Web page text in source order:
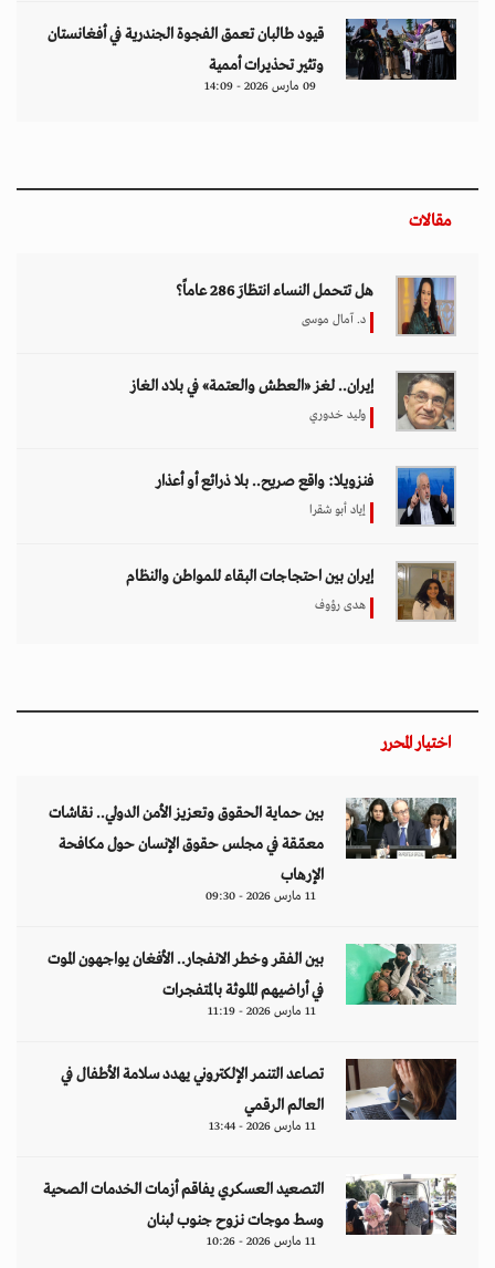
قيود طالبان تعمق الفجوة الجندرية في أفغانستان
وتثير تحذيرات أممية
09 مارس 2026 - 14:09
مقالات
هل تتحمل النساء انتظارَ 286 عاماً؟
د. آمال موسى
إيران.. لغز «العطش والعتمة» في بلاد الغاز
وليد خدوري
فنزويلا: واقع صريح.. بلا ذرائع أو أعذار
إياد أبو شقرا
إيران بين احتجاجات البقاء للمواطن والنظام
هدى رؤوف
اختيار المحرر
بين حماية الحقوق وتعزيز الأمن الدولي.. نقاشات
معمّقة في مجلس حقوق الإنسان حول مكافحة
الإرهاب
11 مارس 2026 - 09:30
بين الفقر وخطر الانفجار.. الأفغان يواجهون الموت
في أراضيهم الملوثة بالمتفجرات
11 مارس 2026 - 11:19
تصاعد التنمر الإلكتروني يهدد سلامة الأطفال في
العالم الرقمي
11 مارس 2026 - 13:44
التصعيد العسكري يفاقم أزمات الخدمات الصحية
وسط موجات نزوح جنوب لبنان
11 مارس 2026 - 10:26